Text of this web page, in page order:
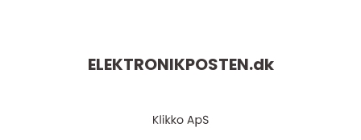
ELEKTRONIKPOSTEN.dk